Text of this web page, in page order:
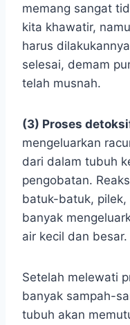
memang sangat
kita khawatir,
harus
selesai, demam
telah musnah.
(3) Proses
mengeluarkan
dari dalam tubuh
pengobatan.
batuk-batuk,
banyak
air kecil dan besar.
Setelah melewati
banyak sampah-
tubuh akan